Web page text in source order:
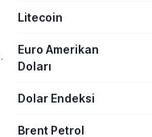
Litecoin
Euro Amerikan
Doları
Dolar Endeksi
Brent Petrol